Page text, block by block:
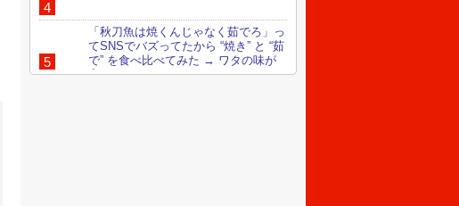
「秋刀魚は焼くんじゃなく茹でろ」っ
てSNSでバズってたから “焼き” と “茹
で” を食べ比べてみた → ワタの味が
変わってる！